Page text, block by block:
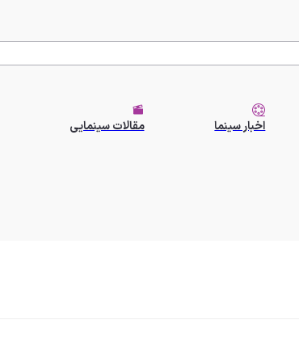
اخبار سینما مقالات سینمایی